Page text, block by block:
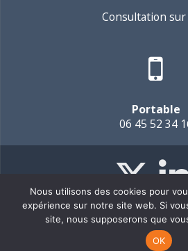
Consultation sur
Portable
06 45 52 34
© 2026 Marketing
Nous utilisons des cookies pour
expérience sur notre site web. Si
site, nous supposerons que
OK